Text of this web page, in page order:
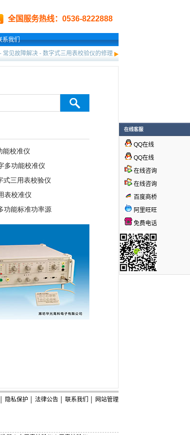
全国服务热线：0536-8222888
系我们
- 常见故障解决 - 数字式三用表校验仪的修理
隐私保护 法律公告 联系我们 网站管理
在线客服
QQ在线
QQ在线
在线咨询
在线咨询
百度商桥
阿里旺旺
免费电话